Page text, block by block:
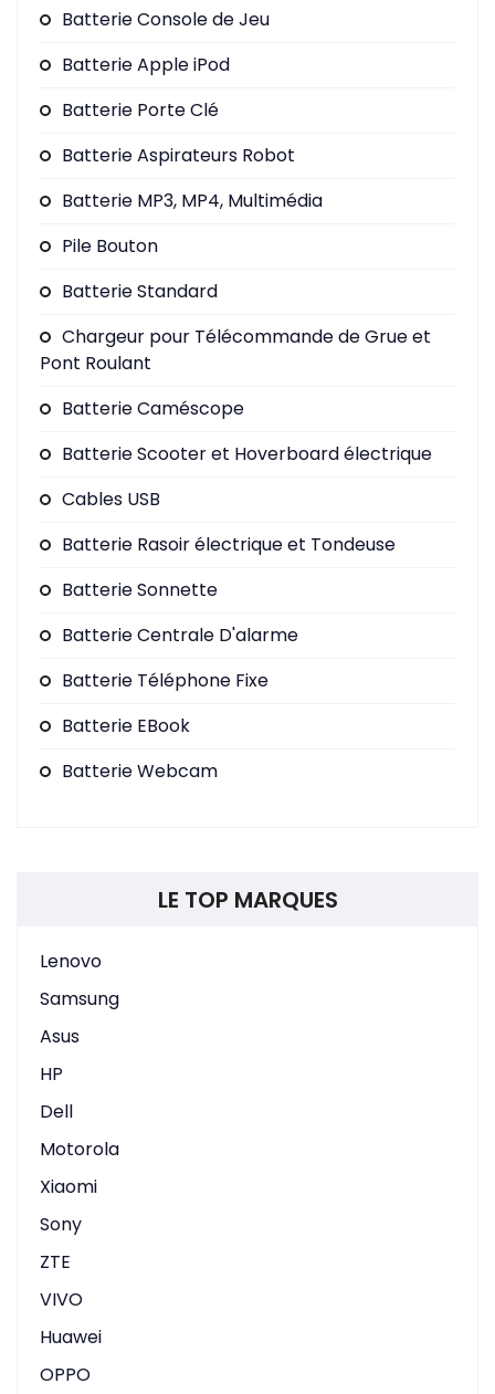
Batterie Console de Jeu
Batterie Apple iPod
Batterie Porte Clé
Batterie Aspirateurs Robot
Batterie MP3, MP4, Multimédia
Pile Bouton
Batterie Standard
Chargeur pour Télécommande de Grue et
Pont Roulant
Batterie Caméscope
Batterie Scooter et Hoverboard électrique
Cables USB
Batterie Rasoir électrique et Tondeuse
Batterie Sonnette
Batterie Centrale D'alarme
Batterie Téléphone Fixe
Batterie EBook
Batterie Webcam
LE TOP MARQUES
Lenovo
Samsung
Asus
HP
Dell
Motorola
Xiaomi
Sony
ZTE
VIVO
Huawei
OPPO